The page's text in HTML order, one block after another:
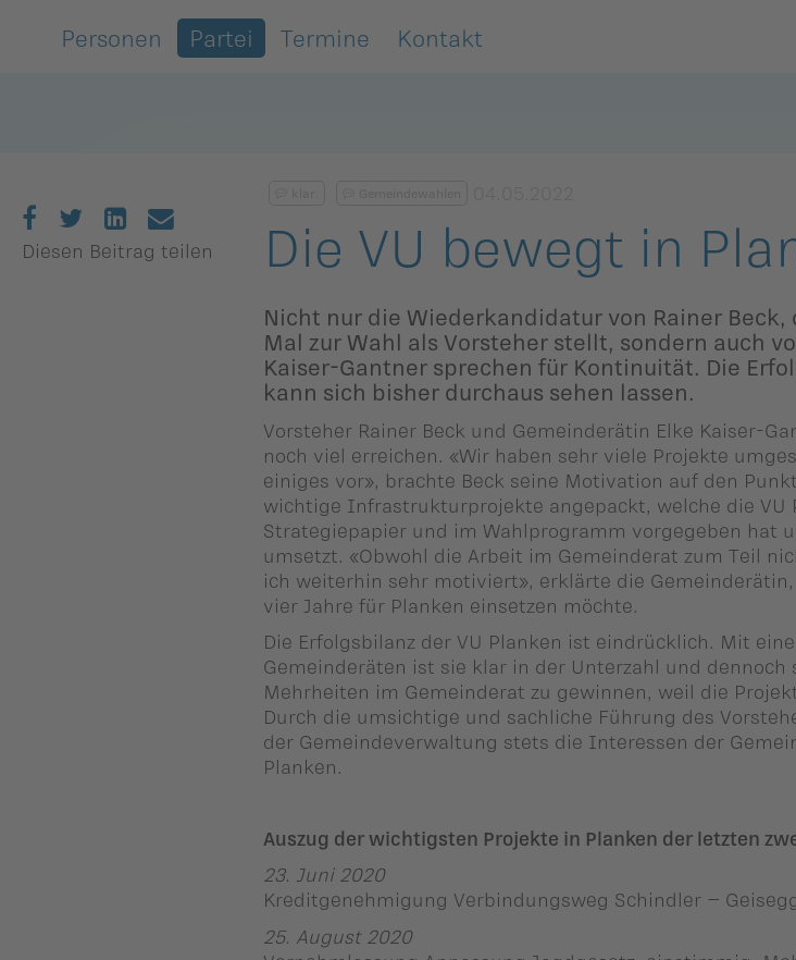
Personen Partei Termine Kontakt
Planken
Schaan
Triesen
Triesenberg
Vaduz
Unterland
Gamprin-Bendern
Mauren-
Schaanwald
Ruggell
Schellenberg
Oberland
Planken
Schaan
Triesen
Triesenberg
Vaduz
Unterland
Gamprin-Bendern
Mauren-
Schaanwald
Ruggell
Schellenberg
Jugendunion
Seniorenunion
Parteivorstand
Präsidium
Parteirat
Jugendunion
Seniorenunion
Planken
Schaan
Triesen
Triesenberg
Vaduz
Unterland
Gamprin-Bendern
Mauren-
Schaanwald
Ruggell
Schellenberg
Finanzen
Geschichte der
Vaterländischen
Union
Die
Schlossabmachungen
Parteisekretariat
Podcast
Diesen Beitrag teilen Die VU bewegt in
Nicht nur die Wiederkandidatur von Rainer Beck,
Mal zur Wahl als Vorsteher stellt, sondern auch
Kaiser-Gantner sprechen für Kontinuität. Die
kann sich bisher durchaus sehen lassen.
Vorsteher Rainer Beck und Gemeinderätin Elke Kaiser-
noch viel erreichen. «Wir haben sehr viele Projekte
einiges vor», brachte Beck seine Motivation auf den
wichtige Infrastrukturprojekte angepackt, welche die VU
Strategiepapier und im Wahlprogramm vorgegeben hat
umsetzt. «Obwohl die Arbeit im Gemeinderat zum Teil
ich weiterhin sehr motiviert», erklärte die
vier Jahre für Planken einsetzen möchte.
Die Erfolgsbilanz der VU Planken ist eindrücklich. Mit
Gemeinderäten ist sie klar in der Unterzahl und dennoch
Mehrheiten im Gemeinderat zu gewinnen, weil die
Durch die umsichtige und sachliche Führung des
der Gemeindeverwaltung stets die Interessen der
Planken.
Auszug der wichtigsten Projekte in Planken der letzten
23. Juni 2020
Kreditgenehmigung Verbindungsweg Schindler – Geisegg,
25. August 2020